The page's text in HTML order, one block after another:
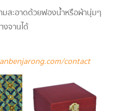
มสะอาดด้วยฟองน้ำหรือผ้านุ่มๆ
งจานได้
contact